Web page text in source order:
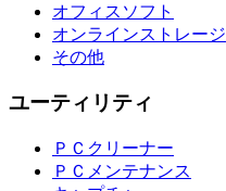
オフィスソフト
オンラインストレージ
その他
ユーティリティ
ＰＣクリーナー
ＰＣメンテナンス